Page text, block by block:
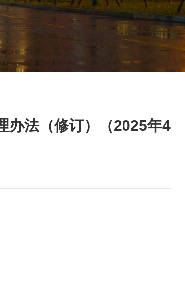
办法（修订）（2025年4